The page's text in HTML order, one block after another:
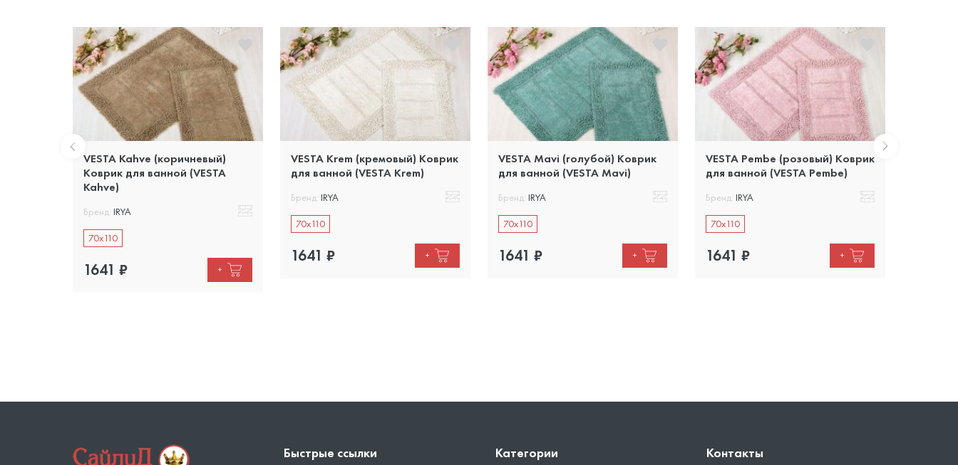
VESTA Kahve (коричневый)
Коврик для ванной (VESTA
Kahve)
Бренд: IRYA
70x110
1641 ₽ +
VESTA Krem (кремовый) Коврик
для ванной (VESTA Krem)
Бренд: IRYA
70x110
1641 ₽ +
VESTA Mavi (голубой) Коврик
для ванной (VESTA Mavi)
Бренд: IRYA
70x110
1641 ₽ +
VESTA Pembe (розовый) Коврик
для ванной (VESTA Pembe)
Бренд: IRYA
70x110
1641 ₽ +
Быстрые ссылки Категории Контакты